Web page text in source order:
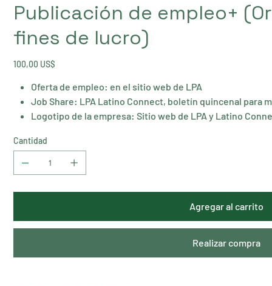
Publicación de empleo+
fines de lucro)
Precio
100,00 US$
Oferta de empleo: en el sitio web de LPA
Job Share: LPA Latino Connect, boletín quincenal para
Logotipo de la empresa: Sitio web de LPA y Latino
Cantidad
Agregar al carrito
Realizar compra